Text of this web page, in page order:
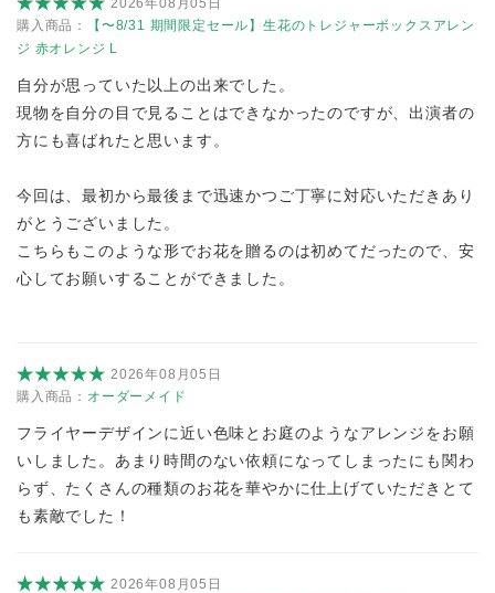
購入商品：
【〜8/31 期間限定セール】生花のトレジャーボックスアレン
ジ 赤オレンジ L
自分が思っていた以上の出来でした。
現物を自分の目で見ることはできなかったのですが、出演者の
方にも喜ばれたと思います。
今回は、最初から最後まで迅速かつご丁寧に対応いただきあり
がとうございました。
こちらもこのような形でお花を贈るのは初めてだったので、安
心してお願いすることができました。
2026年08月05日
購入商品： オーダーメイド
フライヤーデザインに近い色味とお庭のようなアレンジをお願
いしました。あまり時間のない依頼になってしまったにも関わ
らず、たくさんの種類のお花を華やかに仕上げていただきとて
も素敵でした！
2026年08月05日